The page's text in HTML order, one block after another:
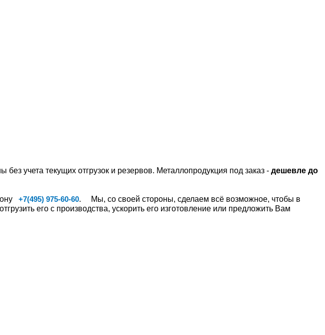
без учета текущих отгрузок и резервов. Металлопродукция под заказ - дешевле до
+7(495) 975-60-60. Мы, со своей стороны, сделаем всё возможное, чтобы в
его с производства, ускорить его изготовление или предложить Вам